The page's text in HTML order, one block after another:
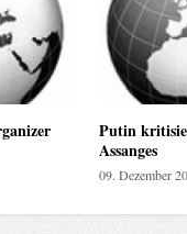
Putin
Assanges
09. Dezember